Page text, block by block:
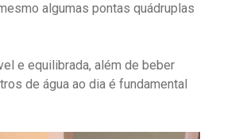
algumas pontas quádruplas
e equilibrada, além de beber
de água ao dia é fundamental